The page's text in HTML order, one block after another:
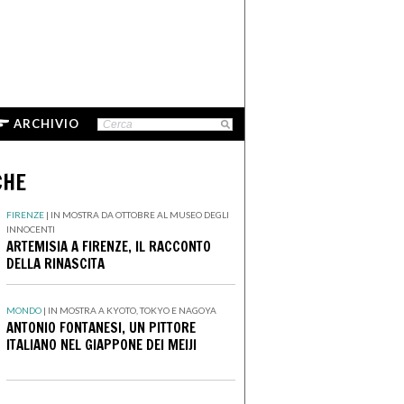
ARCHIVIO
FIRENZE | IN MOSTRA DA OTTOBRE AL MUSEO DEGLI
INNOCENTI
ARTEMISIA A FIRENZE, IL RACCONTO
DELLA RINASCITA
MONDO | IN MOSTRA A KYOTO, TOKYO E NAGOYA
ANTONIO FONTANESI, UN PITTORE
ITALIANO NEL GIAPPONE DEI MEIJI